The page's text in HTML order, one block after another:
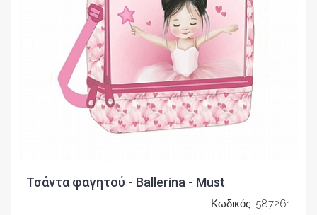
Τσάντα φαγητού - Ballerina - Must
Κωδικός: 587261